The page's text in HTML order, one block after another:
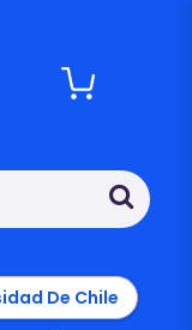
De Chile